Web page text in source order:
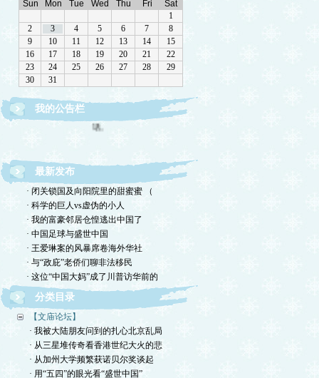
我的公告栏
欢迎转载，但请注明来源。理性讨论，拒绝一切脏
话。
最新发布
· 闭关锁国及向阳院里的甜蜜蜜 （
· 科学的巨人vs虚伪的小人
· 我的富豪邻居仓惶逃出中国了
· 中国足球与盛世中国
· 王爱琳案的风暴席卷海外华社
· 与“政庇”老侨们聊非法移民
· 这位“中国大妈”成了川普访华前的
分类目录
【文庙论坛】
· 我被大陆朋友问到的扎心北京乱局
· 从三星堆传奇看香港世纪大火的悲
· 从加州大学频繁获诺贝尔奖谈起
· 用“五四”的眼光看“盛世中国”